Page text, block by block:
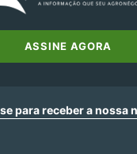
ASSINE AGORA
para receber a nossa